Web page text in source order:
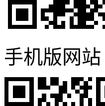
手机版网站